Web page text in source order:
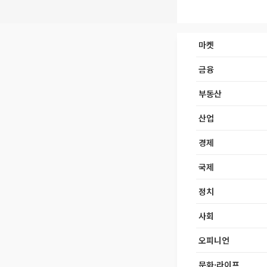
마켓
금융
부동산
산업
경제
국제
정치
사회
오피니언
문화·라이프